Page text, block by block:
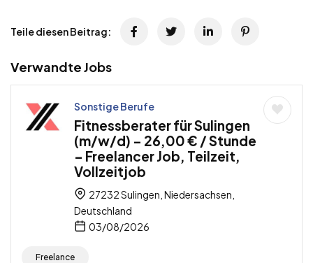
Teile diesen Beitrag:
Verwandte Jobs
Sonstige Berufe
Fitnessberater für Sulingen
(m/w/d) – 26,00 € / Stunde
– Freelancer Job, Teilzeit,
Vollzeitjob
27232 Sulingen, Niedersachsen,
Deutschland
03/08/2026
Freelance